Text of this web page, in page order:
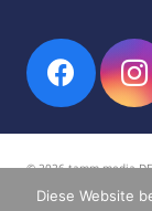
© 2026 tamm.media
Diese Website